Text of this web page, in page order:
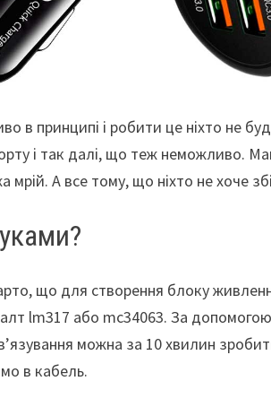
в принципі і робити це ніхто не
і так далі, що теж неможливо.
А все тому, що ніхто не хоче
що для створення блоку
lm317 або mc34063. За допомогою
можна за 10 хвилин
в кабель.